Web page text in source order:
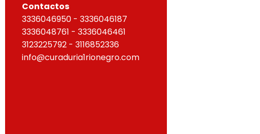
Contactos
3336046950 - 3336046187
3336048761 - 3336046461
3123225792 - 3116852336
info@curaduria1rionegro.com